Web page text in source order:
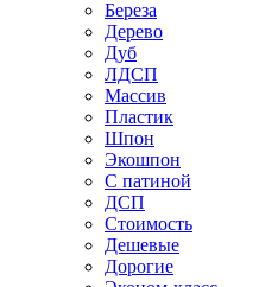
Береза
Дерево
Дуб
ЛДСП
Массив
Пластик
Шпон
Экошпон
С патиной
ДСП
Стоимость
Дешевые
Дорогие